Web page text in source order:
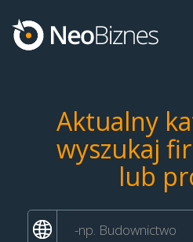
Aktualny
wyszukaj
lub